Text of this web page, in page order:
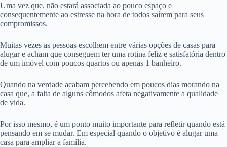
Uma vez que, não estará associada ao pouco espaço e
consequentemente ao estresse na hora de todos saírem para seus
compromissos.
Muitas vezes as pessoas escolhem entre várias opções de casas para
alugar e acham que conseguem ter uma rotina feliz e satisfatória dentro
de um imóvel com poucos quartos ou apenas 1 banheiro.
Quando na verdade acabam percebendo em poucos dias morando na
casa que, a falta de alguns cômodos afeta negativamente a qualidade
de vida.
Por isso mesmo, é um ponto muito importante para refletir quando está
pensando em se mudar. Em especial quando o objetivo é alugar uma
casa para ampliar a família.